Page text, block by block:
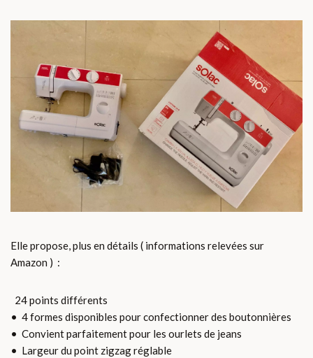
Elle propose, plus en détails ( informations relevées sur
Amazon ) :
24 points différents
• 4 formes disponibles pour confectionner des boutonnières
• Convient parfaitement pour les ourlets de jeans
• Largeur du point zigzag réglable